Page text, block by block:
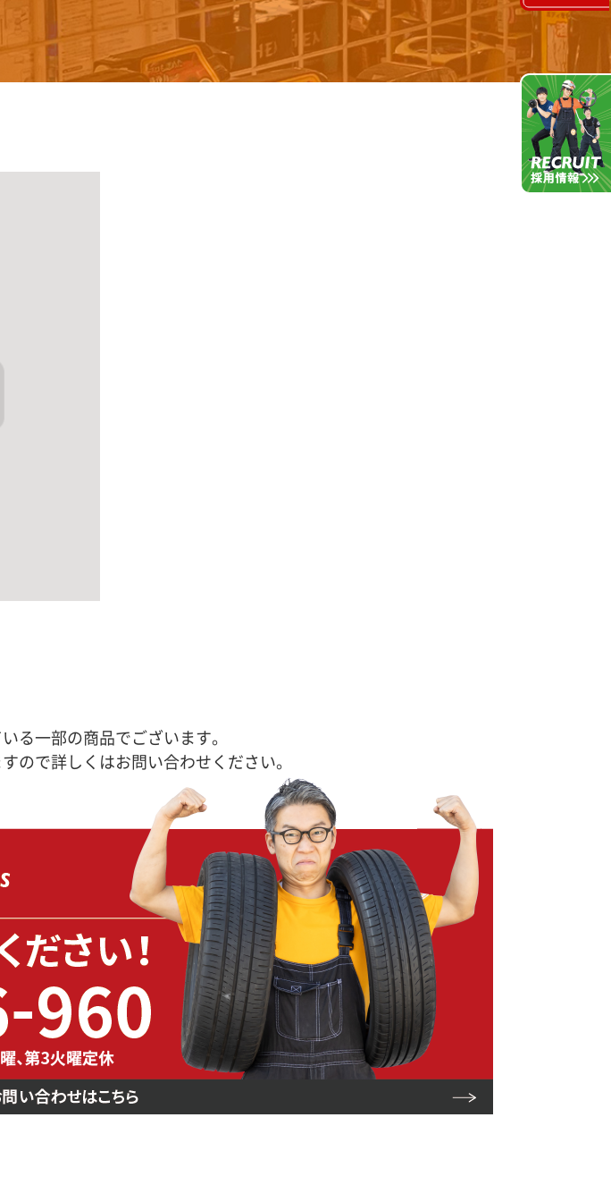
る一部の商品でございます。
ので詳しくはお問い合わせください。